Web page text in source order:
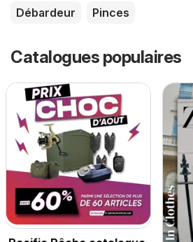
Débardeur
Pinces
Catalogues populaires